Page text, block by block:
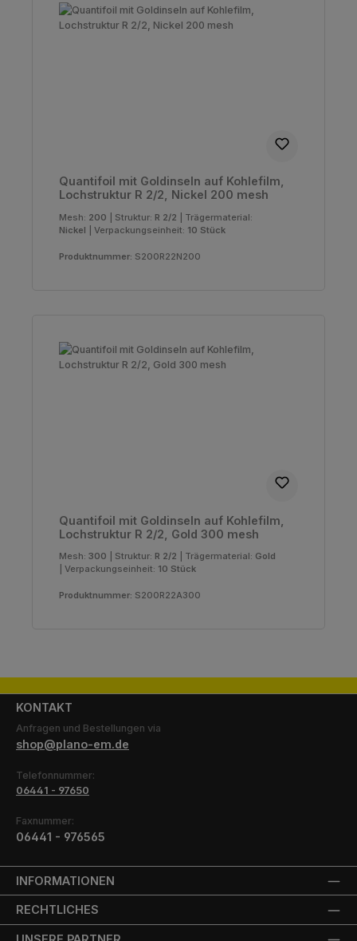
Quantifoil mit Goldinseln auf Kohlefilm,
Lochstruktur R 2/2, Nickel 200 mesh
Mesh: 200 Struktur: R 2/2
Trägermaterial:
Nickel
Verpackungseinheit: 10 Stück
Produktnummer: S200R22N200
Quantifoil mit Goldinseln auf Kohlefilm,
Lochstruktur R 2/2, Gold 300 mesh
Mesh: 300 Struktur: R 2/2 Trägermaterial: Gold
Verpackungseinheit: 10 Stück
Produktnummer: S200R22A300
KONTAKT
Anfragen und Bestellungen via
shop@plano-em.de
Telefonnummer:
06441 - 97650
Faxnummer:
06441 - 976565
INFORMATIONEN
RECHTLICHES